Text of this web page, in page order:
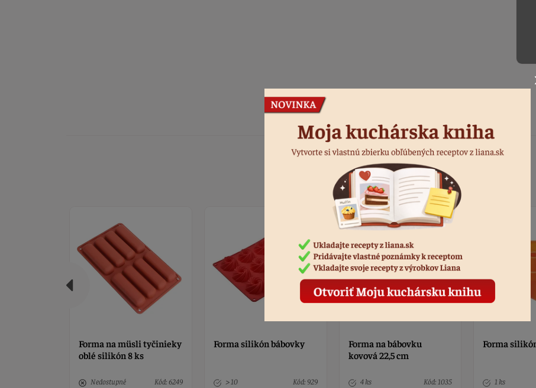
Podobné produkty
Forma na müsli tyčinieky
oblé silikón 8 ks
Nedostupné Kód: 6249
Forma silikón bábovky
> 10 Kód: 929
Forma na bábovku
kovová 22,5 cm
4 ks Kód: 1035
Forma
1 ks